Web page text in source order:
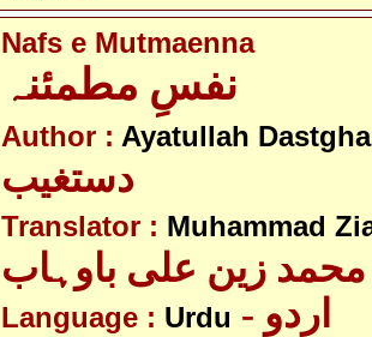
Nafs e Mutmaenna
نفسِ مطمئنہ
Author : Ayatullah
دستغیب
Translator : Muhammad
محمد زین علی باوہاب
Language : Urdu - اردو